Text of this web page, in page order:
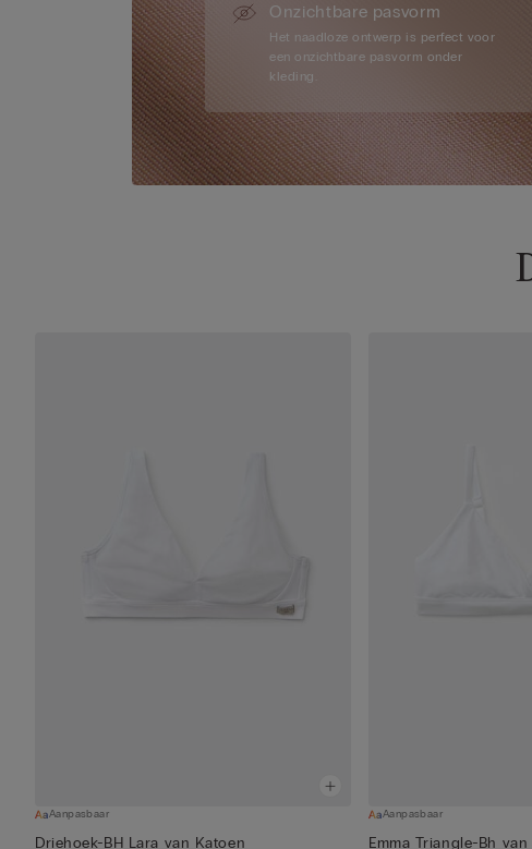
Onzichtbare pasvorm
Het naadloze ontwerp is perfect voor
een onzichtbare pasvorm onder
kleding.
Aanpasbaar
Driehoek-BH Lara van Katoen
Aanpasbaar
Emma Triangle-Bh